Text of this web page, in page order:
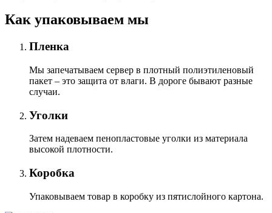
Как упаковываем мы
Пленка
Мы запечатываем сервер в плотный полиэтиленовый
пакет – это защита от влаги. В дороге бывают разные
случаи.
Уголки
Затем надеваем пенопластовые уголки из материала
высокой плотности.
Коробка
Упаковываем товар в коробку из пятислойного картона.